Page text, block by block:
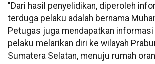
"Dari hasil penyelidikan, diperoleh
terduga pelaku adalah bernama
Petugas juga mendapatkan
pelaku melarikan diri ke wilayah
Sumatera Selatan, menuju rumah